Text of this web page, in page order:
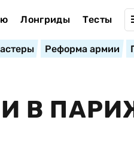
Лонгриды Тесты
Реформа армии
В